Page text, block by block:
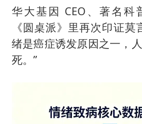
华大基因 CEO、著名科
《圆桌派》里再次印证莫
绪是癌症诱发原因之一，
死。”